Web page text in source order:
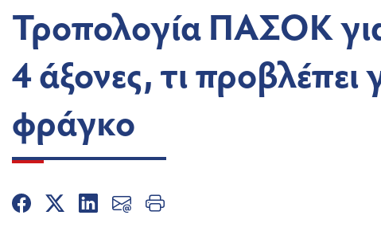
Τροπολογία ΠΑΣΟΚ
4 άξονες, τι προβλέπει
φράγκο